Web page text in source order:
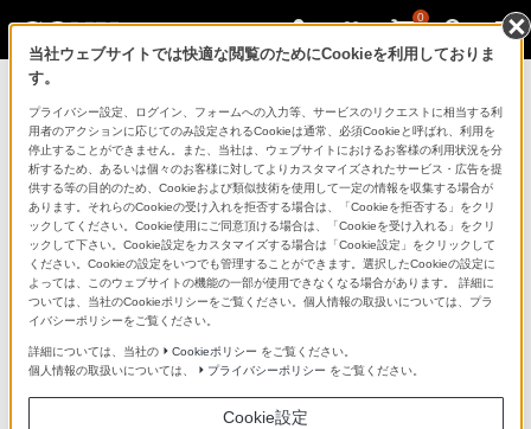
0
製品を安全に、安心してご使用いただ
くために
日常の清掃・点検が大切です。安全のため取扱説明書を
よく読みましょう。
製品に関する重要なお知らせ
安全で上手な使いかた
当社ウェブサイトでは快適な閲覧のためにCookieを利用しておりま
す。
プライバシー設定、ログイン、フォームへの入力等、サービスのリクエストに相当する利
用者のアクションに応じてのみ設定されるCookieは通常、必須Cookieと呼ばれ、利用を
停止することができません。また、当社は、ウェブサイトにおけるお客様の利用状況を分
析するため、あるいは個々のお客様に対してよりカスタマイズされたサービス・広告を提
供する等の目的のため、Cookieおよび類似技術を使用して一定の情報を収集する場合が
あります。それらのCookieの受け入れを拒否する場合は、「Cookieを拒否する」をクリ
ックしてください。Cookie使用にご同意頂ける場合は、「Cookieを受け入れる」をクリ
ックして下さい。Cookie設定をカスタマイズする場合は「Cookie設定」をクリックして
ください。Cookieの設定をいつでも管理することができます。選択したCookieの設定に
よっては、このウェブサイトの機能の一部が使用できなくなる場合があります。 詳細に
ついては、当社のCookieポリシーをご覧ください。個人情報の取扱いについては、プラ
イバシーポリシーをご覧ください。
詳細については、当社の Cookieポリシー をご覧ください。
個人情報の取扱いについては、
プライバシーポリシー をご覧ください。
Cookie設定